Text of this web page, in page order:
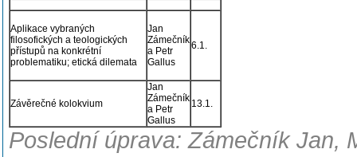
Aplikace vybraných
filosofických a teologických
přístupů na konkrétní
problematiku; etická dilemata
Jan
Zámečník
a Petr
Gallus
6.1.
Závěrečné kolokvium
Jan
Zámečník
a Petr
Gallus
13.1.
Poslední úprava: Zámečník Jan,